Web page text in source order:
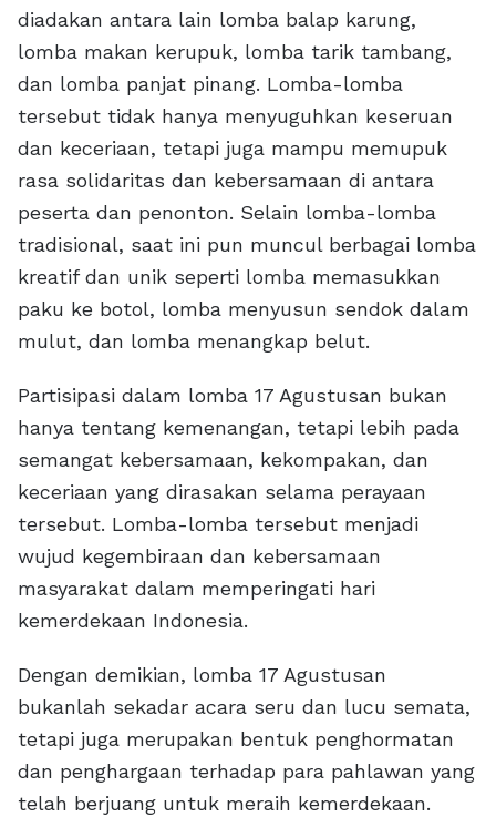
diadakan antara lain lomba balap karung,
lomba makan kerupuk, lomba tarik tambang,
dan lomba panjat pinang. Lomba-lomba
tersebut tidak hanya menyuguhkan keseruan
dan keceriaan, tetapi juga mampu memupuk
rasa solidaritas dan kebersamaan di antara
peserta dan penonton. Selain lomba-lomba
tradisional, saat ini pun muncul berbagai lomba
kreatif dan unik seperti lomba memasukkan
paku ke botol, lomba menyusun sendok dalam
mulut, dan lomba menangkap belut.
Partisipasi dalam lomba 17 Agustusan bukan
hanya tentang kemenangan, tetapi lebih pada
semangat kebersamaan, kekompakan, dan
keceriaan yang dirasakan selama perayaan
tersebut. Lomba-lomba tersebut menjadi
wujud kegembiraan dan kebersamaan
masyarakat dalam memperingati hari
kemerdekaan Indonesia.
Dengan demikian, lomba 17 Agustusan
bukanlah sekadar acara seru dan lucu semata,
tetapi juga merupakan bentuk penghormatan
dan penghargaan terhadap para pahlawan yang
telah berjuang untuk meraih kemerdekaan.